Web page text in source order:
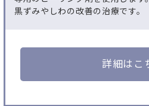
黒ずみやしわの改善の治療です。
詳細はこ